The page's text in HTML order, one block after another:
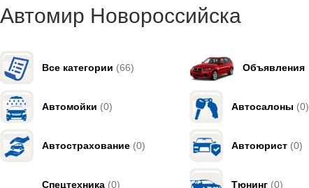
Автомир Новороссийска
Все категории (66) Объявления
Автомойки (0) Автосалоны (0)
Автострахование (0) Автоюрист (0)
Спецтехника (0) Тюнинг (0)